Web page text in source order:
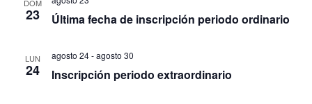
DOM
23 Última fecha de inscripción periodo ordinario
LUN
24 Inscripción periodo extraordinario
agosto 24-agosto 30